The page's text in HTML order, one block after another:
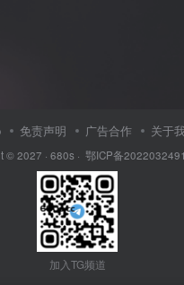
免责声明 广告合作 关于
© 2027 · 680s · 鄂ICP备
加入TG频道